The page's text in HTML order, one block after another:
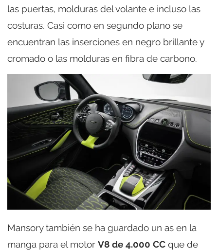
las puertas, molduras del volante e incluso las
costuras. Casi como en segundo plano se
encuentran las inserciones en negro brillante y
cromado o las molduras en fibra de carbono.
Mansory también se ha guardado un as en la
manga para el motor V8 de 4.000 CC que de